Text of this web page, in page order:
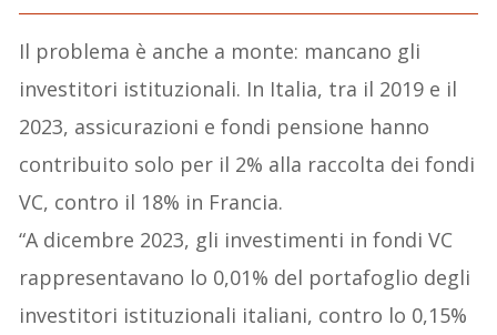
Il problema è anche a monte: mancano gli
investitori istituzionali. In Italia, tra il 2019 e il
2023, assicurazioni e fondi pensione hanno
contribuito solo per il 2% alla raccolta dei fondi
VC, contro il 18% in Francia.
“A dicembre 2023, gli investimenti in fondi VC
rappresentavano lo 0,01% del portafoglio degli
investitori istituzionali italiani, contro lo 0,15%